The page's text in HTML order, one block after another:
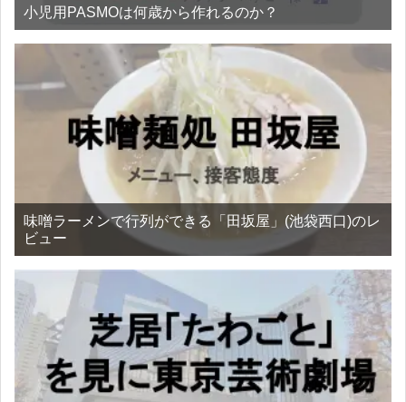
小児用PASMOは何歳から作れるのか？
味噌ラーメンで行列ができる「田坂屋」(池袋西口)のレ
ビュー